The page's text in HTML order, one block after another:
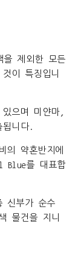
을 제외한 모든
이 특징입니
으며 미얀마,
니다.
의 약혼반지에
Blue를 대표합
신부가 순수
물건을 지니